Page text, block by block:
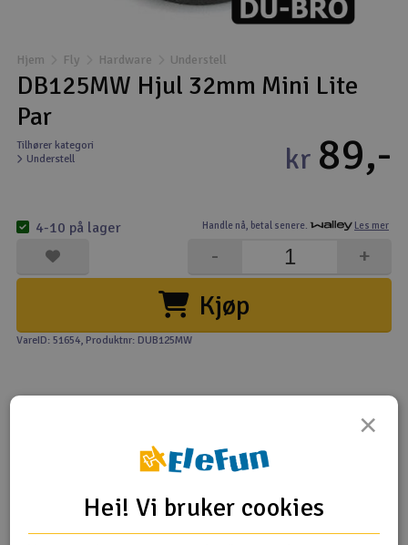
Droner
Fly
Helikopter
Kamerautstyr
Modellbygging, LEGO & byggesett
Modelljernbane
Motor & tilbehør
Raketter
Hjem Fly Hardware Understell
DB125MW Hjul 32mm Mini Lite
Par
Tilhører kategori
Understell
Handle nå, betal senere. Les mer
kr 89,-
Kjøp
+
-
4-10 på lager
VareID: 51654, Produktnr: DUB125MW
Tips en venn Anmeldelser
×
Hei! Vi bruker cookies